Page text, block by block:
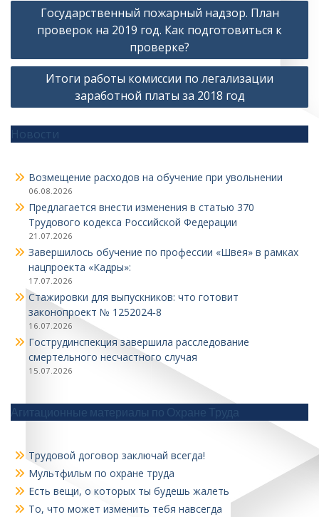
Государственный пожарный надзор. План
проверок на 2019 год. Как подготовиться к
проверке?
Итоги работы комиссии по легализации
заработной платы за 2018 год
Новости
Возмещение расходов на обучение при увольнении
06.08.2026
Предлагается внести изменения в статью 370
Трудового кодекса Российской Федерации
21.07.2026
Завершилось обучение по профессии «Швея» в рамках
нацпроекта «Кадры»:
17.07.2026
Стажировки для выпускников: что готовит
законопроект № 1252024‑8
16.07.2026
Гострудинспекция завершила расследование
смертельного несчастного случая
15.07.2026
Агитационные материалы по Охране Труда
Трудовой договор заключай всегда!
Мультфильм по охране труда
Есть вещи, о которых ты будешь жалеть
То, что может изменить тебя навсегда